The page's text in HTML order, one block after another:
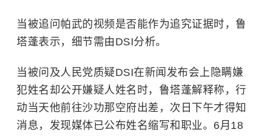
当被追问帕武的视频是否能作为追究证据时，鲁
塔蓬表示，细节需由DSI分析。
当被问及人民党质疑DSI在新闻发布会上隐瞒嫌
犯姓名却公开嫌疑人姓名时，鲁塔蓬解释称，行
动当天他前往沙功那空府出差，次日下午才得知
消息，发现媒体已公布姓名缩写和职业。6月18